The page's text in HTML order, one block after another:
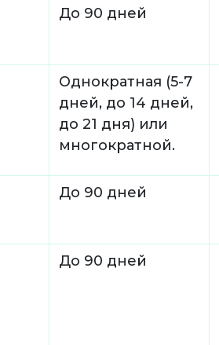
До 90 дней
Однократная (5-7
дней, до 14 дней,
до 21 дня) или
многократной.
До 90 дней
До 90 дней